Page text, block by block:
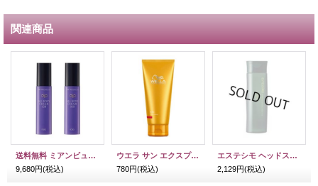
関連商品
送料無料 ミアンビューティー ハーブマジック オールボディクリーム108 40g 2本セット
9,680円(税込)
ウエラ サン エクスプレス トリートメント 200ml
780円(税込)
エステシモ ヘッドスパ シャンプー リラクシング 200ml
2,129円(税込)